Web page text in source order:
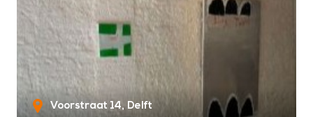
Voorstraat 14 Delft